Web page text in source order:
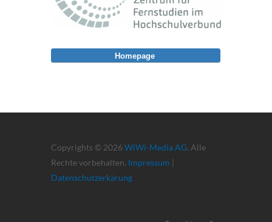
Copyrights © 2026 WiWi-Media AG. Alle
Rechte vorbehalten. Impressum |
Datenschutzerkärung
Homepage